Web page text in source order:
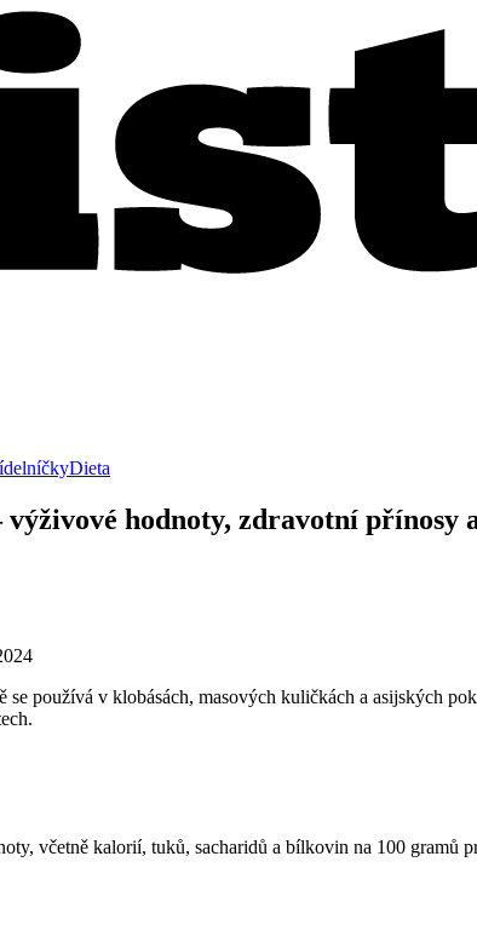
Dieta
hodnoty, zdravotní přínosy
se používá v klobásách, masových kuličkách a asijských
včetně kalorií, tuků, sacharidů a bílkovin na 100 gramů